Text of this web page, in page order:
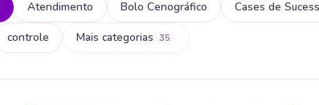
Atendimento Bolo Cenográfico Cases de
controle Mais categorias 35